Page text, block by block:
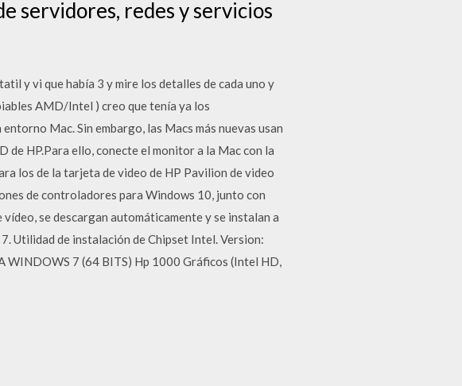
servidores, redes y servicios
y vi que había 3 y mire los detalles de cada uno y
AMD/Intel ) creo que tenía ya los
Mac. Sin embargo, las Macs más nuevas usan
de HP.Para ello, conecte el monitor a la Mac con la
los de la tarjeta de video de HP Pavilion de video
de controladores para Windows 10, junto con
se descargan automáticamente y se instalan a
Utilidad de instalación de Chipset Intel. Version:
WINDOWS 7 (64 BITS) Hp 1000 Gráficos (Intel HD,